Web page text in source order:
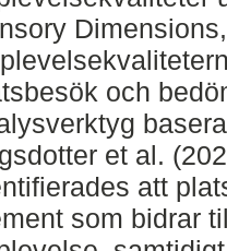
och
et al.
att
som bidrar